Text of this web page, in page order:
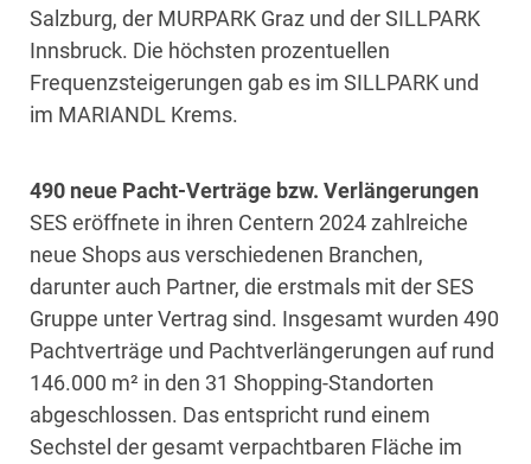
Salzburg, der MURPARK Graz und der SILLPARK
Innsbruck. Die höchsten prozentuellen
Frequenzsteigerungen gab es im SILLPARK und
im MARIANDL Krems.
490 neue Pacht-Verträge bzw. Verlängerungen
SES eröffnete in ihren Centern 2024 zahlreiche
neue Shops aus verschiedenen Branchen,
darunter auch Partner, die erstmals mit der SES
Gruppe unter Vertrag sind. Insgesamt wurden 490
Pachtverträge und Pachtverlängerungen auf rund
146.000 m² in den 31 Shopping-Standorten
abgeschlossen. Das entspricht rund einem
Sechstel der gesamt verpachtbaren Fläche im